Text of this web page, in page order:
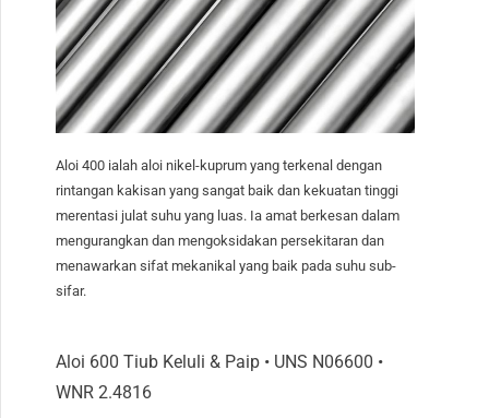
Aloi 400 ialah aloi nikel-kuprum yang terkenal dengan
rintangan kakisan yang sangat baik dan kekuatan tinggi
merentasi julat suhu yang luas. Ia amat berkesan dalam
mengurangkan dan mengoksidakan persekitaran dan
menawarkan sifat mekanikal yang baik pada suhu sub-
sifar.
Aloi 600 Tiub Keluli & Paip • UNS N06600 •
WNR 2.4816